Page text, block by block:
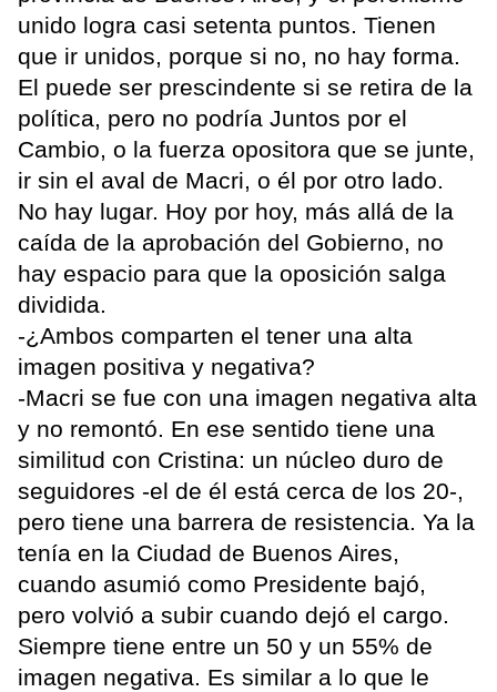
unido logra casi setenta puntos. Tienen
que ir unidos, porque si no, no hay forma.
El puede ser prescindente si se retira de la
política, pero no podría Juntos por el
Cambio, o la fuerza opositora que se junte,
ir sin el aval de Macri, o él por otro lado.
No hay lugar. Hoy por hoy, más allá de la
caída de la aprobación del Gobierno, no
hay espacio para que la oposición salga
dividida.
-¿Ambos comparten el tener una alta
imagen positiva y negativa?
-Macri se fue con una imagen negativa alta
y no remontó. En ese sentido tiene una
similitud con Cristina: un núcleo duro de
seguidores -el de él está cerca de los 20-,
pero tiene una barrera de resistencia. Ya la
tenía en la Ciudad de Buenos Aires,
cuando asumió como Presidente bajó,
pero volvió a subir cuando dejó el cargo.
Siempre tiene entre un 50 y un 55% de
imagen negativa. Es similar a lo que le